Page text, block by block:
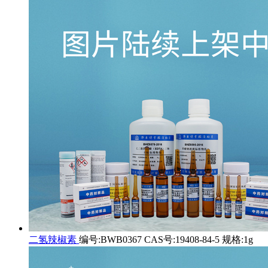
二氢辣椒素 编号:BWB0367 CAS号:19408-84-5 规格:1g